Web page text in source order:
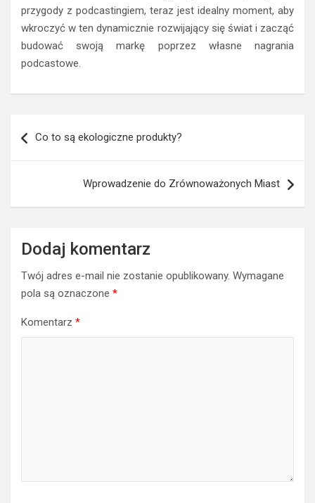
przygody z podcastingiem, teraz jest idealny moment, aby
wkroczyć w ten dynamicznie rozwijający się świat i zacząć
budować swoją markę poprzez własne nagrania
podcastowe.
wpisu
Co to są ekologiczne produkty?
Wprowadzenie do Zrównoważonych Miast
Dodaj komentarz
Twój adres e-mail nie zostanie opublikowany. Wymagane
pola są oznaczone *
Komentarz *